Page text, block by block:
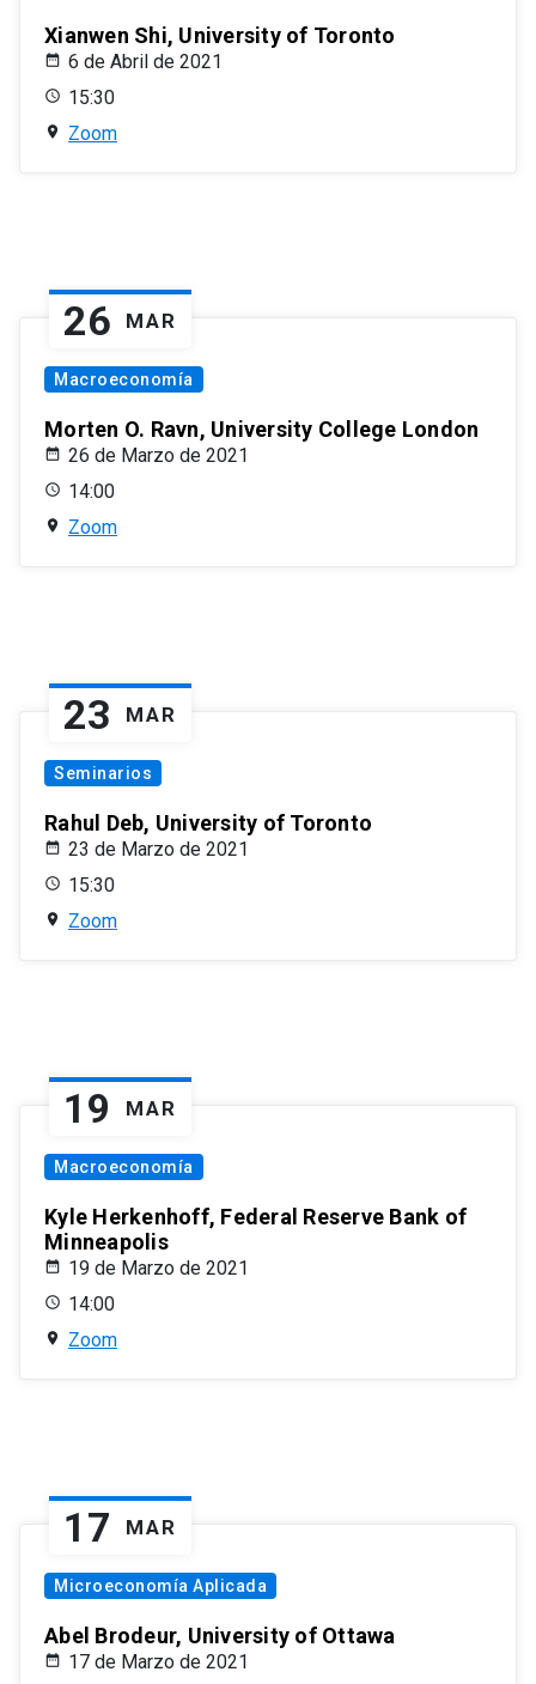
Xianwen Shi, University of Toronto
6 de Abril de 2021
15:30
Zoom
26 MAR
Macroeconomía
Morten O. Ravn, University College London
26 de Marzo de 2021
14:00
Zoom
23 MAR
Seminarios
Rahul Deb, University of Toronto
23 de Marzo de 2021
15:30
Zoom
19 MAR
Macroeconomía
Kyle Herkenhoff, Federal Reserve Bank of
Minneapolis
19 de Marzo de 2021
14:00
Zoom
17 MAR
Microeconomía Aplicada
Abel Brodeur, University of Ottawa
17 de Marzo de 2021